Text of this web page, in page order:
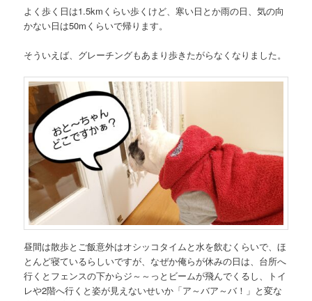
よく歩く日は1.5kmくらい歩くけど、寒い日とか雨の日、気の向
かない日は50mくらいで帰ります。
そういえば、グレーチングもあまり歩きたがらなくなりました。
昼間は散歩とご飯意外はオシッコタイムと水を飲むくらいで、ほ
とんど寝ているらしいですが、なぜか俺らが休みの日は、台所へ
行くとフェンスの下からジ～～っとビームが飛んでくるし、トイ
レや2階へ行くと姿が見えないせいか「ア～バア～バ！」と変な